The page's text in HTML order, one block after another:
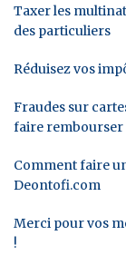
Taxer les
des particuliers
Réduisez vos
Fraudes sur
faire rembourser
Comment faire
Deontofi.com
Merci pour vos
!